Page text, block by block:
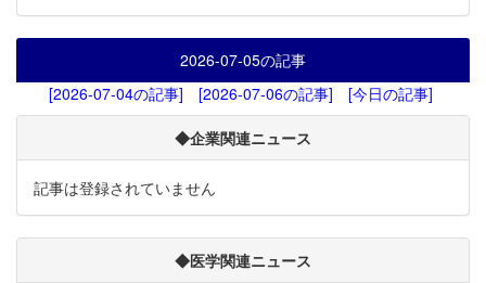
2026-07-05の記事
[2026-07-04の記事]
[2026-07-06の記事] [今日の記事]
◆企業関連ニュース
記事は登録されていません
◆医学関連ニュース